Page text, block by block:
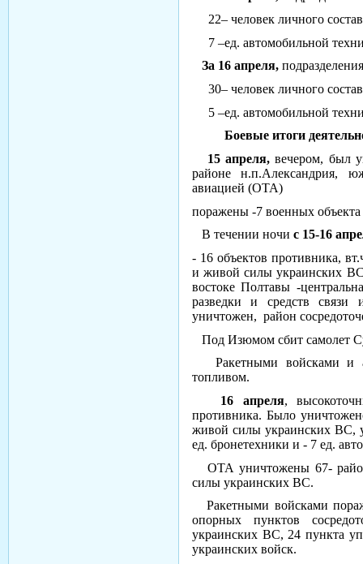
22– человек личного
7 –ед. автомобильной
За 16 апреля,
30– человек личного
5 –ед. автомобильной
Боевые итоги
15 апреля,вечером, был
районе н.п.Александрия,
авиацией (ОТА)
поражены -7 военных
В течении ночи с 15-16
- 16 объектов противника,
и живой силы украинских
востоке Полтавы -
разведки и средств
уничтожен, район
Под Изюмом сбит самолет
Ракетными войсками и
топливом.
16 апреля,
противника. Было
живой силы украинских ВС,
ед. бронетехники и - 7 ед.
ОТА уничтожены 67-
силы украинских ВС.
Ракетными войсками
опорных пунктов
украинских ВС, 24 пункта
украинских войск.